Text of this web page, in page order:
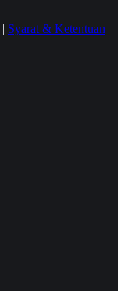
| Syarat & Ketentuan